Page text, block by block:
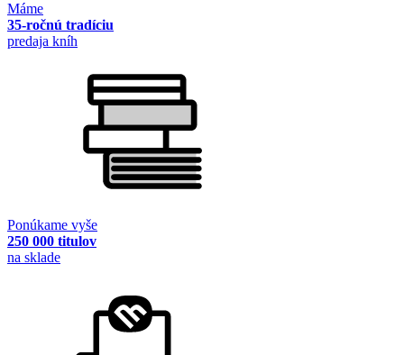
Máme
35-ročnú tradíciu
predaja kníh
Ponúkame vyše
250 000 titulov
na sklade